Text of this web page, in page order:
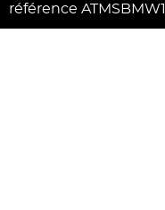
référence